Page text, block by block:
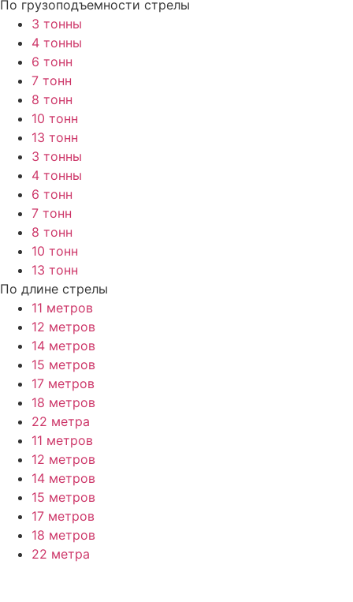
По грузоподъемности стрелы
3 тонны
4 тонны
6 тонн
7 тонн
8 тонн
10 тонн
13 тонн
3 тонны
4 тонны
6 тонн
7 тонн
8 тонн
10 тонн
13 тонн
По длине стрелы
11 метров
12 метров
14 метров
15 метров
17 метров
18 метров
22 метра
11 метров
12 метров
14 метров
15 метров
17 метров
18 метров
22 метра